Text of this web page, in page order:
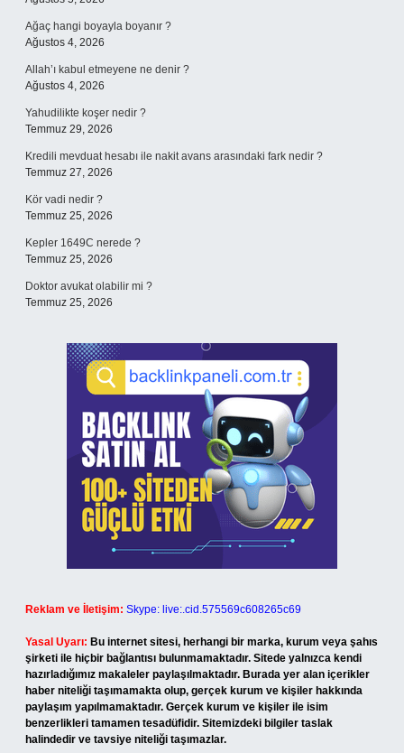
Ağaç hangi boyayla boyanır ?
Ağustos 4, 2026
Allah’ı kabul etmeyene ne denir ?
Ağustos 4, 2026
Yahudilikte koşer nedir ?
Temmuz 29, 2026
Kredili mevduat hesabı ile nakit avans arasındaki fark nedir ?
Temmuz 27, 2026
Kör vadi nedir ?
Temmuz 25, 2026
Kepler 1649C nerede ?
Temmuz 25, 2026
Doktor avukat olabilir mi ?
Temmuz 25, 2026
Reklam ve İletişim: Skype: live:.cid.575569c608265c69
Yasal Uyarı: Bu internet sitesi, herhangi bir marka, kurum veya şahıs
şirketi ile hiçbir bağlantısı bulunmamaktadır. Sitede yalnızca kendi
hazırladığımız makaleler paylaşılmaktadır. Burada yer alan içerikler
haber niteliği taşımamakta olup, gerçek kurum ve kişiler hakkında
paylaşım yapılmamaktadır. Gerçek kurum ve kişiler ile isim
benzerlikleri tamamen tesadüfidir. Sitemizdeki bilgiler taslak
halindedir ve tavsiye niteliği taşımazlar.